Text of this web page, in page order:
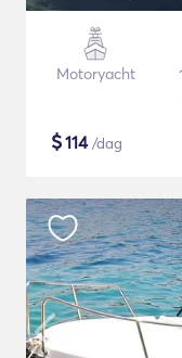
Motoryacht
$114/dag